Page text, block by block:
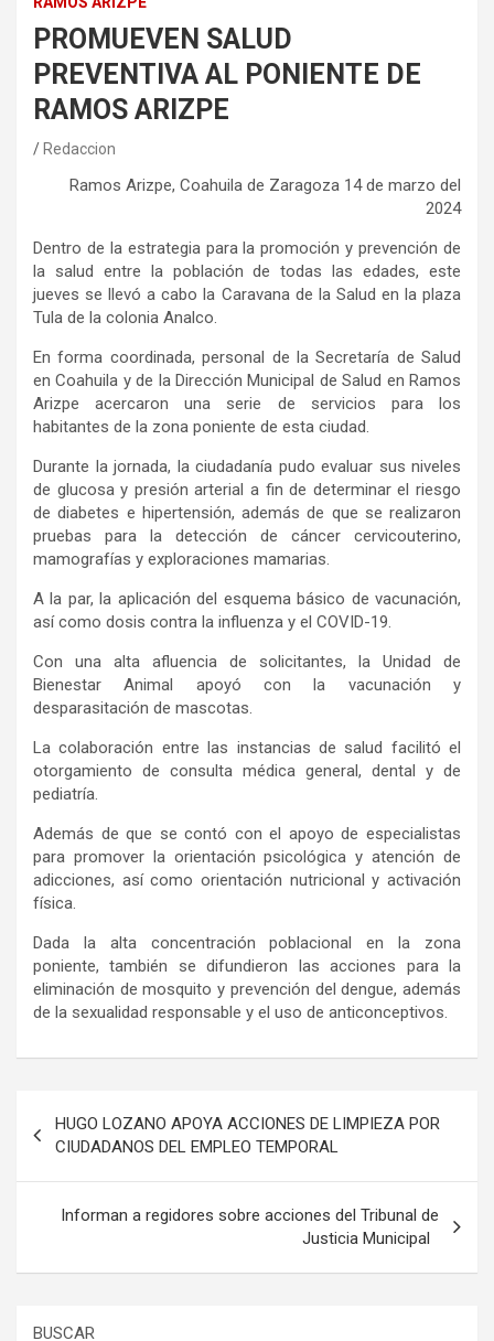
PROMUEVEN SALUD
PREVENTIVA AL PONIENTE DE
RAMOS ARIZPE
Redaccion
Ramos Arizpe, Coahuila de Zaragoza 14 de marzo del
2024
Dentro de la estrategia para la promoción y prevención de
la salud entre la población de todas las edades, este
jueves se llevó a cabo la Caravana de la Salud en la plaza
Tula de la colonia Analco.
En forma coordinada, personal de la Secretaría de Salud
en Coahuila y de la Dirección Municipal de Salud en Ramos
Arizpe acercaron una serie de servicios para los
habitantes de la zona poniente de esta ciudad.
Durante la jornada, la ciudadanía pudo evaluar sus niveles
de glucosa y presión arterial a fin de determinar el riesgo
de diabetes e hipertensión, además de que se realizaron
pruebas para la detección de cáncer cervicouterino,
mamografías y exploraciones mamarias.
A la par, la aplicación del esquema básico de vacunación,
así como dosis contra la influenza y el COVID-19.
Con una alta afluencia de solicitantes, la Unidad de
Bienestar Animal apoyó con la vacunación y
desparasitación de mascotas.
La colaboración entre las instancias de salud facilitó el
otorgamiento de consulta médica general, dental y de
pediatría.
Además de que se contó con el apoyo de especialistas
para promover la orientación psicológica y atención de
adicciones, así como orientación nutricional y activación
física.
Dada la alta concentración poblacional en la zona
poniente, también se difundieron las acciones para la
eliminación de mosquito y prevención del dengue, además
de la sexualidad responsable y el uso de anticonceptivos.
de
entradas
HUGO LOZANO APOYA ACCIONES DE LIMPIEZA POR
CIUDADANOS DEL EMPLEO TEMPORAL
Informan a regidores sobre acciones del Tribunal de
Justicia Municipal
BUSCAR